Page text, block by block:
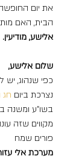
את יום
הבית, האם
אלישע, מודיעין.
שלום אלישע,
כפי שנהוג,
נצרכת ביום חג
בשו”ע ומשנה
מקווים שזה
פורים שמח
מערכת אלי